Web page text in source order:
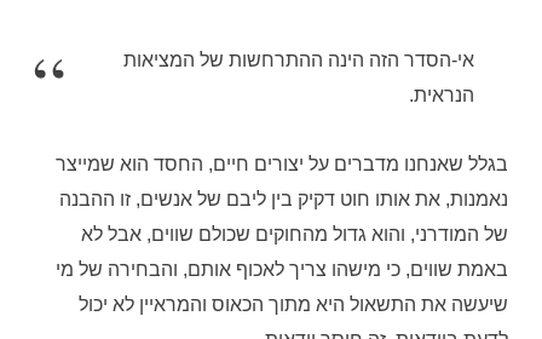
אי-הסדר הזה הינה ההתרחשות של המציאות
הנראית.
בגלל שאנחנו מדברים על יצורים חיים, החסד הוא שמייצר
נאמנות, את אותו חוט דקיק בין ליבם של אנשים, זו ההבנה
של המודרני, והוא גדול מהחוקים שכולם שווים, אבל לא
באמת שווים, כי מישהו צריך לאכוף אותם, והבחירה של מי
שיעשה את התשאול היא מתוך הכאוס והמראיין לא יכול